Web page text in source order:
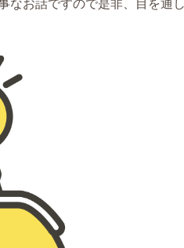
お話ですので是非、目を通